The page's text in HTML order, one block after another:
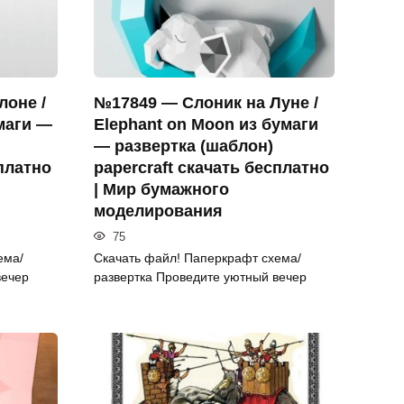
/
—
№17849 — Слоник на Луне /
Elephant on Moon из бумаги
— развертка (шаблон)
papercraft скачать бесплатно
| Мир бумажного
моделирования
75
Скачать файл! Паперкрафт схема/
развертка Проведите уютный вечер